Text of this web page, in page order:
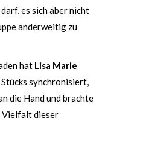
es sich aber nicht
anderweitig zu
hat Lisa Marie
synchronisiert,
die Hand und brachte
Vielfalt dieser